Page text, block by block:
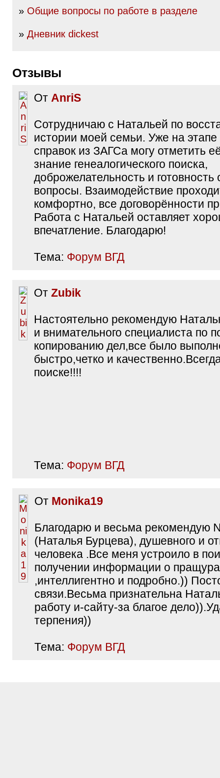
» Общие вопросы по работе в разделе
» Дневник dickest
Отзывы
От AnriS
Сотрудничаю с Натальей по
истории моей семьи. Уже на этапе
справок из ЗАГСа могу отметить
знание генеалогического поиска,
доброжелательность и готовность
вопросы. Взаимодействие
комфортно, все договорённости
Работа с Натальей оставляет
впечатление. Благодарю!
Тема: Форум ВГД
От Zubik
Настоятельно рекомендую
и внимательного специалиста по
копированию дел,все было
быстро,четко и
поиске!!!!
Тема: Форум ВГД
От Monika19
Благодарю и весьма рекомендую
(Наталья Бурцева), душевного и
человека .Все меня устроило в
получении информации о
,интеллигентно и подробно.))
связи.Весьма признательна
работу и-сайту-за благое
терпения))
Тема: Форум ВГД